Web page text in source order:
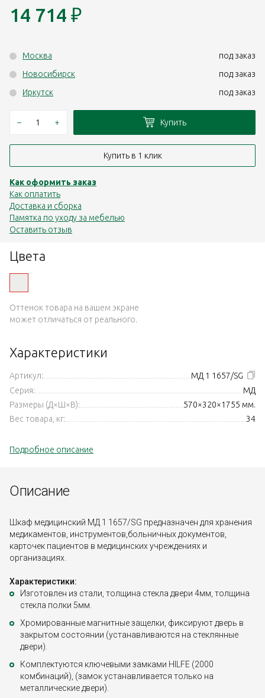
Цвета
Оттенок товара на вашем экране
может отличаться от реального.
Характеристики
Артикул:
МД 1 1657/SG
Серия:
МД
Размеры (Д×Ш×В):
570×320×1755 мм.
Вес товара, кг:
34
Подробное описание
14 714 ₽
Москва
под заказ
Новосибирск
под заказ
Иркутск
под заказ
– + Купить
Купить в 1 клик
Как оформить заказ
Как оплатить
Доставка и сборка
Памятка по уходу за мебелью
Оставить отзыв
Описание
Шкаф медицинский МД 1 1657/SG предназначен для хранения
медикаментов, инструментов,больничных документов,
карточек пациентов в медицинских учреждениях и
организациях.
Характеристики:
Изготовлен из стали, толщина стекла двери 4мм, толщина
стекла полки 5мм.
Хромированные магнитные защелки, фиксируют дверь в
закрытом состоянии (устанавливаются на стеклянные
двери).
Комплектуются ключевыми замками HILFE (2000
комбинаций), (замок устанавливается только на
металлические двери).